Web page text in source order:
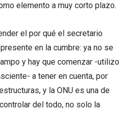
elemento a muy corto plazo.
el por qué el secretario
en la cumbre: ya no se
y hay que comenzar -utilizo
a tener en cuenta, por
y la ONU es una de
del todo, no solo la